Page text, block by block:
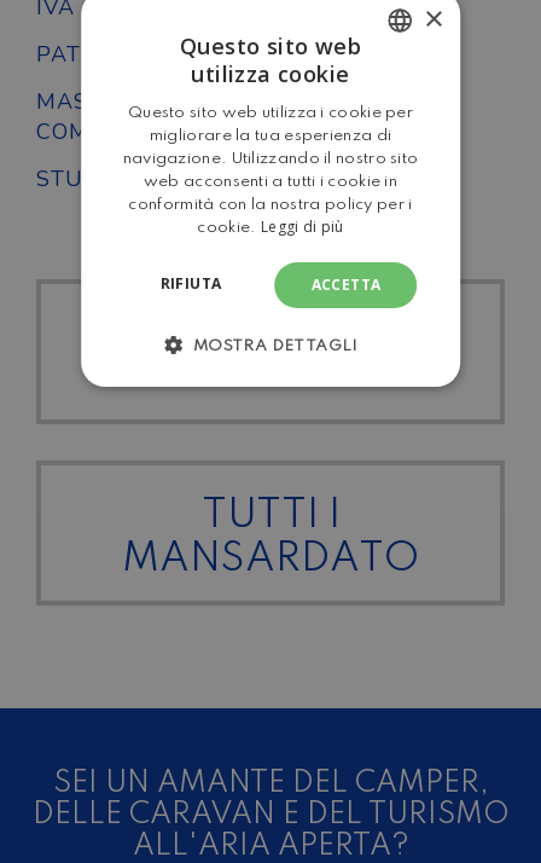
IVA DETRAIBILE
PATENTE
B
MASSA
COMPLESSIVA
3500
STUFA Stufa a Gas
TUTTI I RIMOR
TUTTI I
MANSARDATO
SEI UN AMANTE DEL CAMPER,
DELLE CARAVAN E DEL TURISMO
ALL'ARIA APERTA?
ENGLISH
×
Questo sito web
utilizza cookie
Questo sito web utilizza i cookie per
migliorare la tua esperienza di
navigazione. Utilizzando il nostro sito
web acconsenti a tutti i cookie in
conformità con la nostra policy per i
cookie. Leggi di più
ACCETTA
RIFIUTA
MOSTRA DETTAGLI